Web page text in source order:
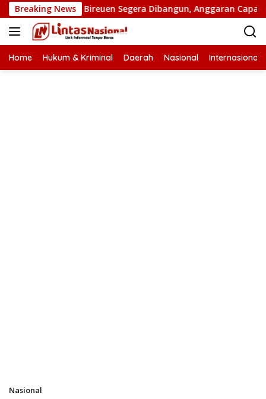
Langsung
ke
konten
Breaking News
Putus di Bireuen Segera Dibangun, Anggaran Capai 500 M
Home Hukum & Kriminal Daerah Nasional Internasional
Nasional